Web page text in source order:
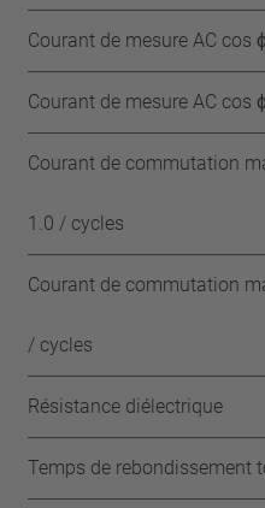
Courant de mesure AC cos
Courant de mesure AC cos
Courant de commutation
1.0 / cycles
Courant de commutation
/ cycles
Résistance diélectrique
Temps de rebondissement